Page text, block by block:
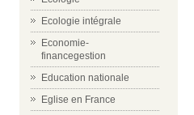
Ecologie intégrale
Economie-
financegestion
Education nationale
Eglise en France